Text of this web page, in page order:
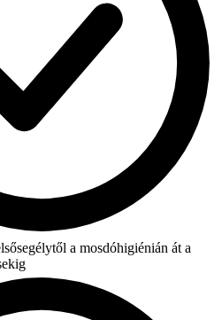
a mosdóhigiénián át a